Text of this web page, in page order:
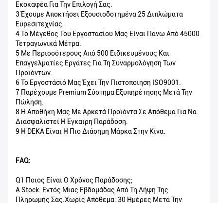
Εκσκαφέα Για Την Επιλογή Σας.
3 Έχουμε Αποκτήσει Εξουσιοδοτημένα 25 Διπλώματα
Ευρεσιτεχνίας.
4 Το Μέγεθος Του Εργοστασίου Μας Είναι Πάνω Από 45000
Τετραγωνικά Μέτρα.
5 Με Περισσότερους Από 500 Ειδικευμένους Και
Επαγγελματίες Εργάτες Για Τη Συναρμολόγηση Των
Προϊόντων.
6 Το Εργοστάσιό Μας Έχει Την Πιστοποίηση ISO9001.
7 Παρέχουμε Premium Σύστημα Εξυπηρέτησης Μετά Την
Πώληση.
8 Η Αποθήκη Μας Με Αρκετά Προϊόντα Σε Απόθεμα Για Να
Διασφαλιστεί Η Έγκαιρη Παράδοση.
9 Η DEKA Είναι Η Πιο Διάσημη Μάρκα Στην Κίνα.
FAQ:
Q1 Ποιος Είναι Ο Χρόνος Παράδοσης;
A Stock: Εντός Μιας Εβδομάδας Από Τη Λήψη Της
Πληρωμής Σας.Χωρίς Απόθεμα: 30 Ημέρες Μετά Την